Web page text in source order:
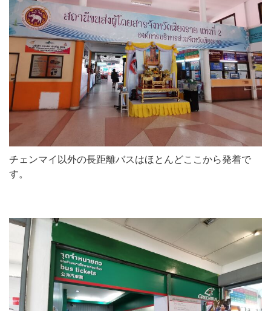
チェンマイ以外の長距離バスはほとんどここから発着で
す。